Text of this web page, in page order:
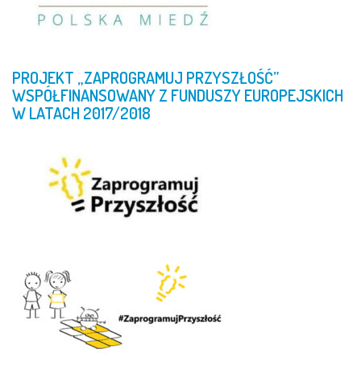
PROJEKT „ZAPROGRAMUJ PRZYSZŁOŚĆ”
WSPÓŁFINANSOWANYZ FUNDUSZYEUROPEJSKICH
WLATACH2017/2018